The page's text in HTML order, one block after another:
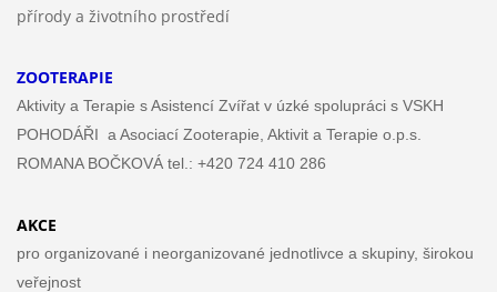
přírody a životního prostředí
ZOOTERAPIE
Aktivity a Terapie s Asistencí Zvířat v úzké spolupráci s VSKH
POHODÁŘI a Asociací Zooterapie, Aktivit a Terapie o.p.s.
ROMANA BOČKOVÁ tel.: +420 724 410 286
AKCE
pro organizované i neorganizované jednotlivce a skupiny, širokou
veřejnost